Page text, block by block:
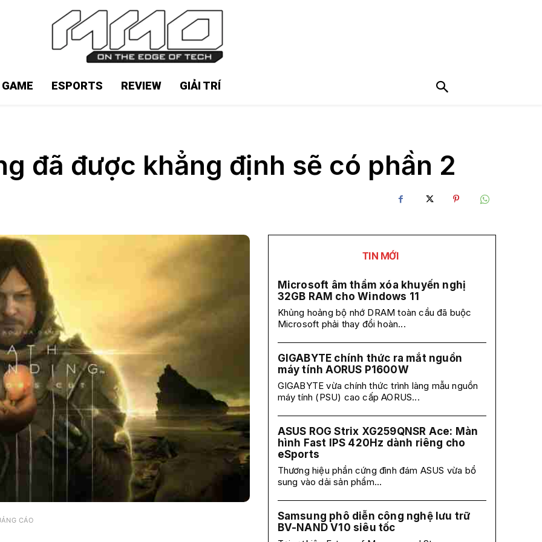
ESPORTS REVIEW GIẢI TRÍ
đã được khẳng định sẽ có phần 2
CÁO
TIN MỚI
Microsoft âm thầm xóa khuyến nghị
32GB RAM cho Windows 11
Khủng hoảng bộ nhớ DRAM toàn cầu đã buộc
Microsoft phải thay đổi hoàn...
GIGABYTE chính thức ra mắt nguồn
máy tính AORUS P1600W
GIGABYTE vừa chính thức trình làng mẫu nguồn
máy tính (PSU) cao cấp AORUS...
ASUS ROG Strix XG259QNSR Ace: Màn
hình Fast IPS 420Hz dành riêng cho
eSports
Thương hiệu phần cứng đình đám ASUS vừa bổ
sung vào dải sản phẩm...
Samsung phô diễn công nghệ lưu trữ
BV-NAND V10 siêu tốc